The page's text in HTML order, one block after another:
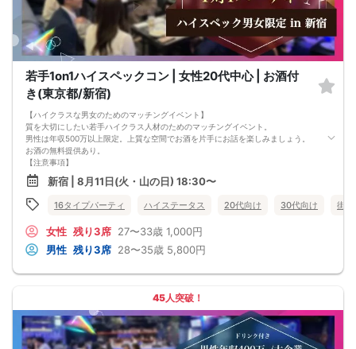
若手1on1ハイスペックコン | 女性20代中心 | お酒付
き(東京都/新宿)
【ハイクラスな男女のためのマッチングイベント】
質を大切にしたい若手ハイクラス人材のためのマッチングイベント。
男性は年収500万以上限定。上質な空間でお酒を片手にお話を楽しみましょう。
お酒の無料提供あり。
【注意事項】
■当日の持ち物
・公的身分証明書 ※ご提示いただけない方はご参加いただけません
■留意事項
・最善を尽くしておりますが、やむを得ない事情（ご予約者様の当日キャンセル
交通費等の補償は致しかねますのであらかじめご了承ください。
・当日は時間に余裕をもってお越しください。10分以上の遅刻はご参加をお断り
する場合がございます。
パーティ開始2時間前まで
■飲食
アルコール/ソフトドリンク付き
新宿 | 8月11日(火・山の日) 18:30〜
16タイプパーティ ハイステータス 20代向け 30代向け 街
女性 残り3席 27〜33歳 1,000円
男性 残り3席 28〜35歳 5,800円
45人突破！